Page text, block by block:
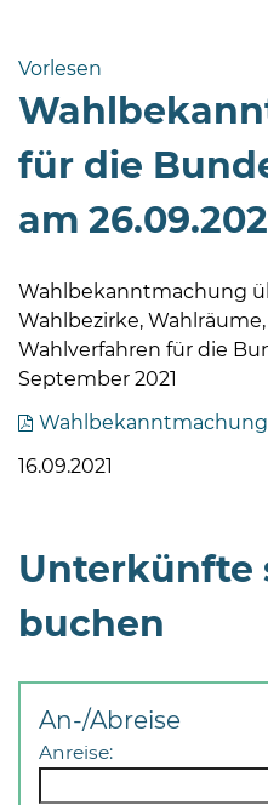
Bramstedt
Bleeck 15-
24576 Bad
Bramstedt
04192-
Mo,
Di,
08
Do
Vorlesen
für die
am
Wahlbekanntmachung
Wahlbezirke,
Wahlverfahren für die
September 2021
Wahlbekanntmachung
16.09.2021
Unterkünfte
buchen
An-/Abreise
Anreise: